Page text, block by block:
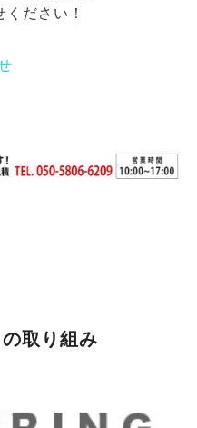
ください！
取り組み